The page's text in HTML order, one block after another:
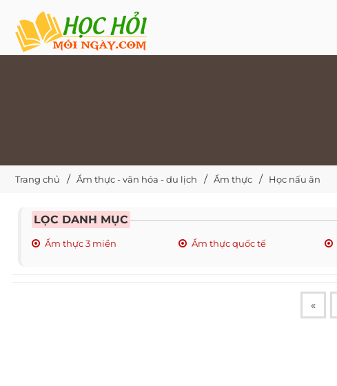
Trang chủ Ẩm thực - văn hóa - du lịch Ẩm thực Học nấu ăn
LỌC DANH MỤC
Ẩm thực 3 miền Ẩm thực quốc tế
«